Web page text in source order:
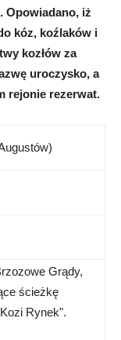
Opowiadano, iż
kóz, koźlaków i
kozłów za
uroczysko, a
rejonie rezerwat.
Grądy,
ścieżkę
Rynek".